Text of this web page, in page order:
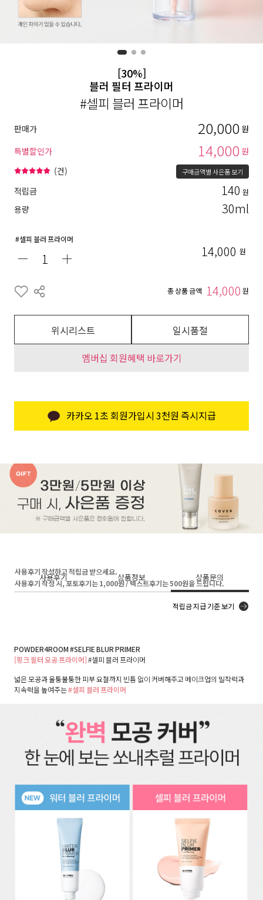
[30%]
블러 필터 프라이머
#셀피 블러 프라이머
판매가 20,000 원
특별할인가
14,000 원
(건) 구매금액별 사은품 보기
적립금 140 원
용량 30ml
#셀피 블러 프라이머
14,000 원
총 상품 금액 14,000 원
위시리스트
일시품절
멤버십 회원혜택 바로가기
카카오 1초 회원가입시 3천원 즉시지급
사용후기 상품정보 상품문의
사용후기 작성하고 적립금 받으세요.
사용후기 작성 시, 포토후기는 1,000원 / 텍스트후기는 500원을 드립니다.
적립금 지급 기준 보기
POWDER4ROOM #SELFIE BLUR PRIMER
[핑크 필터 모공 프라이머]#셀피 블러 프라이머
넓은 모공과 울퉁불퉁한 피부 요철까지 빈틈 없이 커버해주고 메이크업의 밀착력과
지속력을 높여주는#셀피 블러 프라이머